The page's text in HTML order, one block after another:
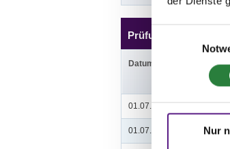
Nur
Prüfungen
Datum
01.07.2020 (
01.07.2020 (